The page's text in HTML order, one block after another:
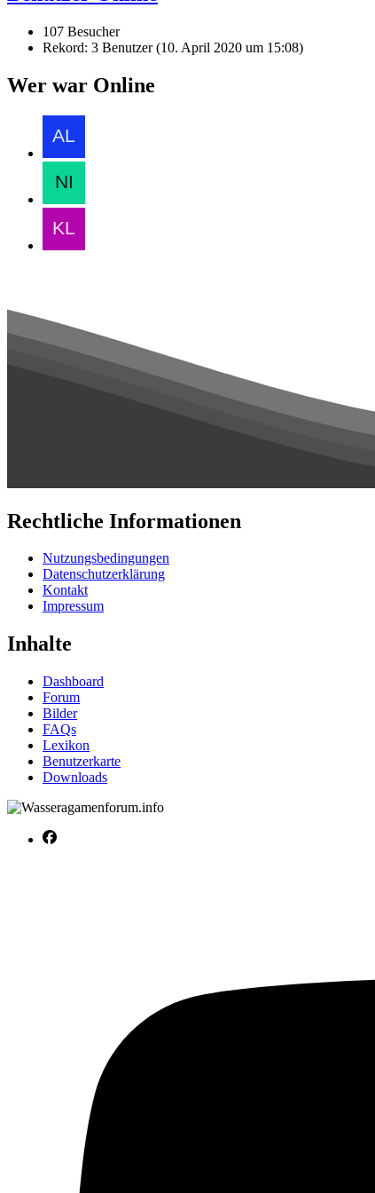
107 Besucher
Rekord: 3 Benutzer (10. April 2020 um 15:08)
Wer war Online
Rechtliche Informationen
Nutzungsbedingungen
Datenschutzerklärung
Kontakt
Impressum
Inhalte
Dashboard
Forum
Bilder
FAQs
Lexikon
Benutzerkarte
Downloads